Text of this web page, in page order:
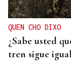
QUEN CHO DIXO
¿Sabe usted
tren sigue